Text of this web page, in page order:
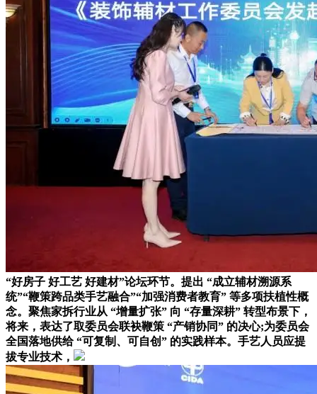
“好房子 好工艺 好建材”论坛环节。提出 “成立辅材溯源系
统”“鞭策跨品类手艺融合”“加强消费者教育” 等多项扶植性概
念。聚焦家拆行业从 “增量扩张” 向 “存量深耕” 转型布景下，
将来，表达了取委员会联袂鞭策 “产销协同” 的决心;为委员会
全国落地供给 “可复制、可自创” 的实践样本。手艺人员应提
拔专业技术，